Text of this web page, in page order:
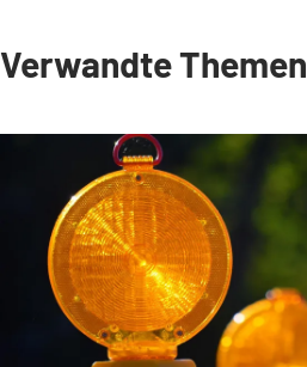
Verwandte Themen